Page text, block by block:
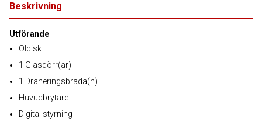
Beskrivning
Utförande
Öldisk
1 Glasdörr(ar)
1 Dräneringsbräda(n)
Huvudbrytare
Digital styrning